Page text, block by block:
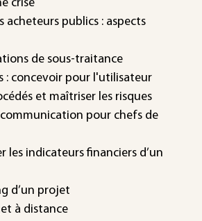
crise
acheteurs publics : aspects
de sous-traitance
: concevoir pour l'utilisateur
et maîtriser les risques
pour chefs de
les indicateurs financiers d’un
d’un projet
à distance